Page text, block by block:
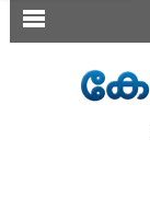
SECTIONS